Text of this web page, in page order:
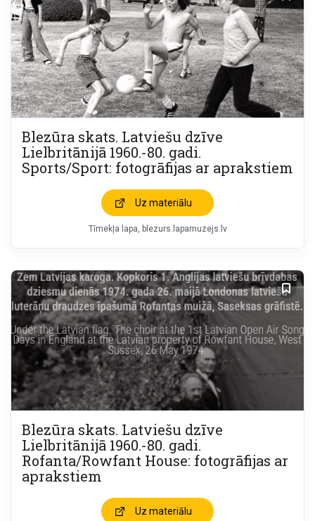
Blezūra skats. Latviešu dzīve
Lielbritānijā 1960.-80. gadi.
Sports/Sport: fotogrāfijas ar aprakstiem
Uz materiālu
Tīmekļa lapa blezurs.lapamuzejs.lv
Blezūra skats. Latviešu dzīve
Lielbritānijā 1960.-80. gadi.
Rofanta/Rowfant House: fotogrāfijas ar
aprakstiem
Uz materiālu